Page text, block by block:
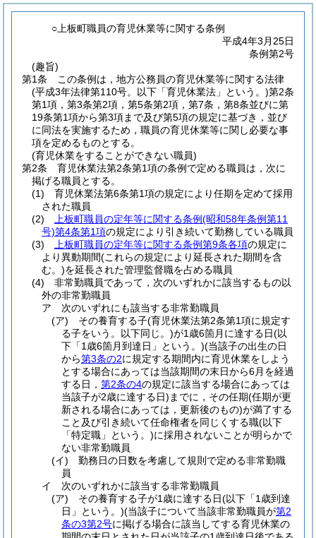
○上板町職員の育児休業等に関する条例
平成4年3月25日
条例第2号
(趣旨)
第1条
この条例は，地方公務員の育児休業等に関する法律
(平成3年法律第110号。以下「育児休業法」という。)第2条
第1項，第3条第2項，第5条第2項，第7条，第8条並びに第
19条第1項から第3項まで及び第5項の規定に基づき，並び
に同法を実施するため，職員の育児休業等に関し必要な事
項を定めるものとする。
(育児休業をすることができない職員)
第2条
育児休業法第2条第1項の条例で定める職員は，次に
掲げる職員とする。
(1)
育児休業法第6条第1項の規定により任期を定めて採用
された職員
(2)
上板町職員の定年等に関する条例(昭和58年条例第11
号)第4条第1項の規定により引き続いて勤務している職員
(3)
上板町職員の定年等に関する条例第9条各項の規定に
より異動期間(これらの規定により延長された期間を含
む。)を延長された管理監督職を占める職員
(4)
非常勤職員であって，次のいずれかに該当するもの以
外の非常勤職員
ア
次のいずれにも該当する非常勤職員
(ア)
その養育する子(育児休業法第2条第1項に規定す
る子をいう。以下同じ。)が1歳6箇月に達する日(以
下「1歳6箇月到達日」という。)(当該子の出生の日
から第3条の2に規定する期間内に育児休業をしよう
とする場合にあっては当該期間の末日から6月を経過
する日，第2条の4の規定に該当する場合にあっては
当該子が2歳に達する日) までに，その任期(任期が更
新される場合にあっては，更新後のもの)が満了する
こと及び引き続いて任命権者を同じくする職(以下
「特定職」という。)に採用されないことが明らかで
ない非常勤職員
(イ)
勤務日の日数を考慮して規則で定める非常勤職
員
イ
次のいずれかに該当する非常勤職員
(ア)
その養育する子が1歳に達する日(以下「1歳到達
日」という。)(当該子について当該非常勤職員が第2
条の3第2号に掲げる場合に該当してする育児休業の